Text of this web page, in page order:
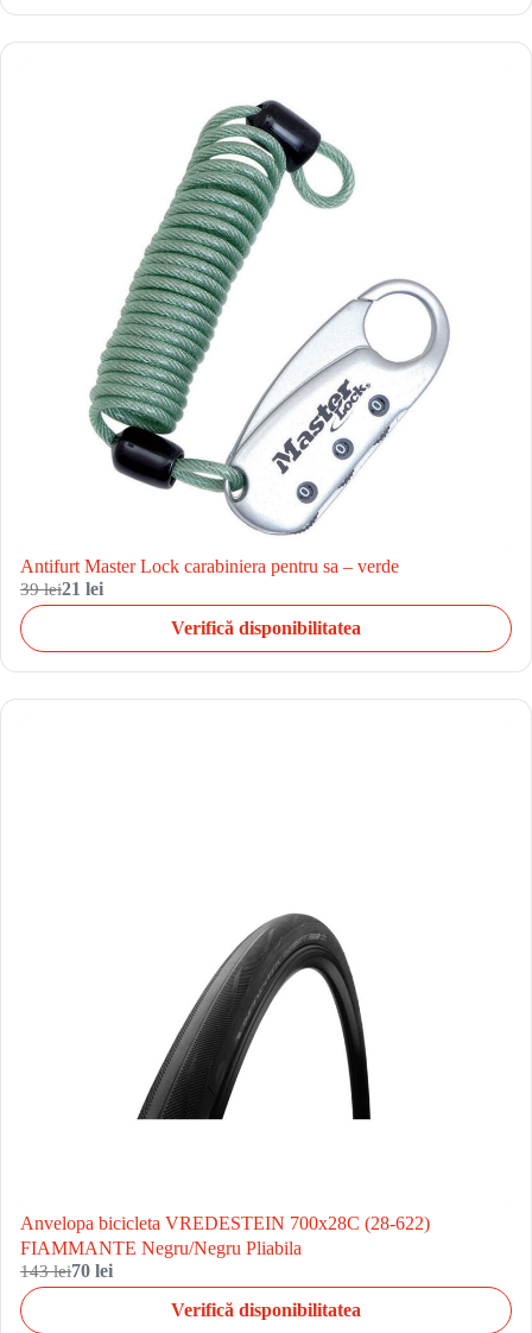
Antifurt Master Lock carabiniera pentru sa – verde
39 lei21 lei
Verifică disponibilitatea
Anvelopa bicicleta VREDESTEIN 700x28C (28-622)
FIAMMANTE Negru/Negru Pliabila
143 lei70 lei
Verifică disponibilitatea